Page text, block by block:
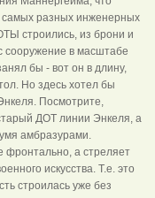
самых разных инженерных
строились, из брони и
сооружение в масштабе
бы - вот он в длину,
Но здесь хотел бы
Посмотрите,
ДОТ линии Энкеля, а
амбразурами.
фронтально, а стреляет
искусства. Т.е. это
строилась уже без